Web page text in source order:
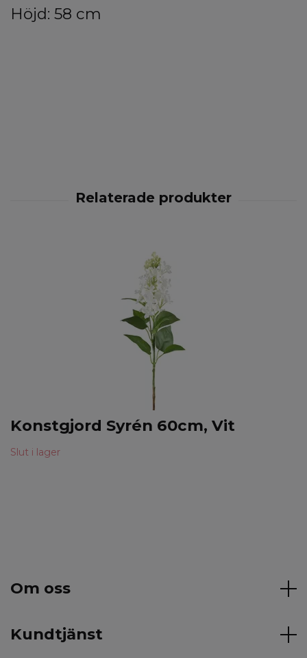
Höjd: 58 cm
Konstgjord Syrén 60cm, Vit
Slut i lager
Om oss
Kundtjänst